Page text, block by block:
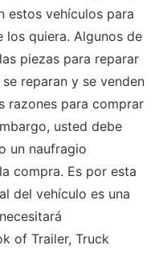
estos vehículos para
los quiera. Algunos de
piezas para reparar
reparan y se venden
razones para comprar
usted debe
un naufragio
compra. Es por esta
del vehículo es una
of Trailer, Truck